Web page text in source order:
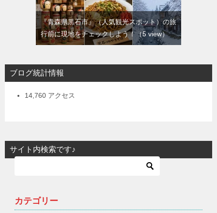
『青森県黒石市』（人気観光スポット）の旅
行前に現地をチェックしよう！（5 view）
ブログ統計情報
14,760 アクセス
サイト内検索です♪
カテゴリー